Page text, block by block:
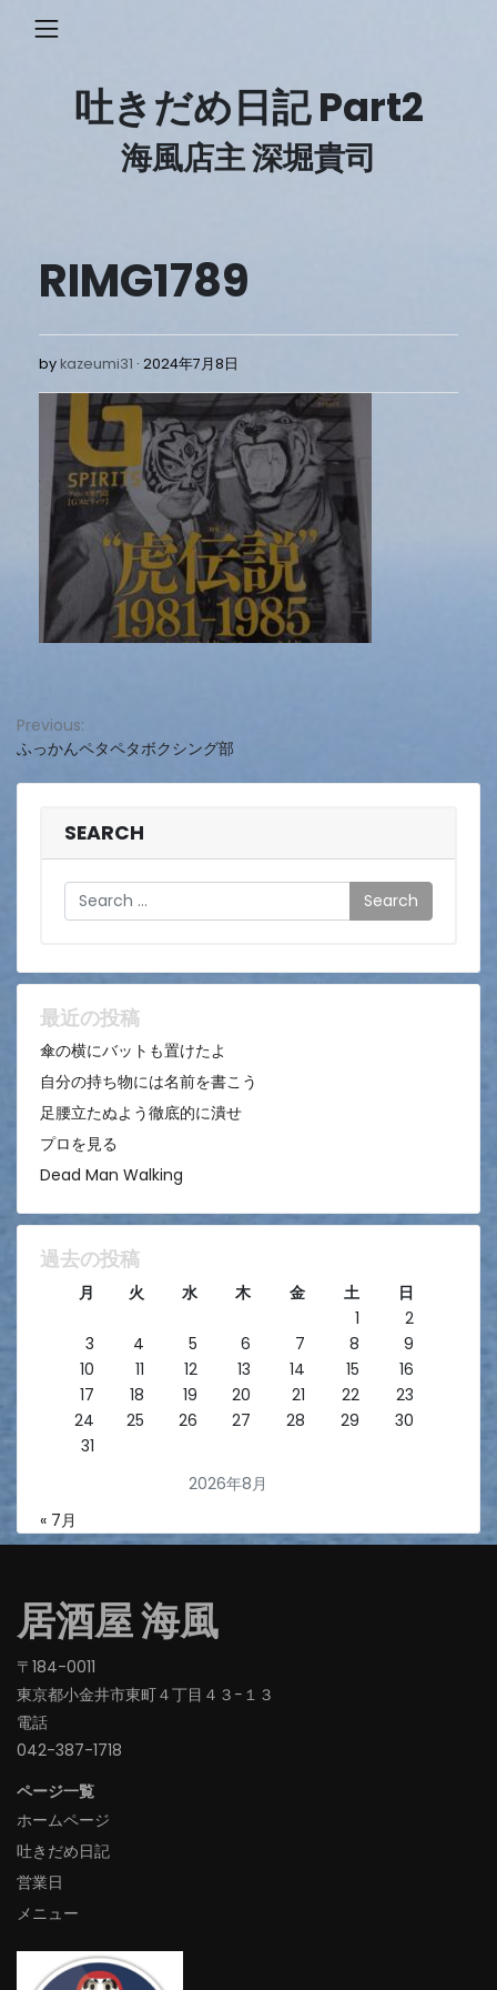
吐きだめ日記 Part2
海風店主 深堀貴司
RIMG1789
bykazeumi31 2024年7月8日
7
月
8
日
投
稿
ョ
ン
Previous:
ふっかんペタペタボクシング部
SEARCH
Search
最近の投稿
傘の横にバットも置けたよ
自分の持ち物には名前を書こう
足腰立たぬよう徹底的に潰せ
プロを見る
Dead Man Walking
過去の投稿
2026年8月
月 火 水 木 金 土
日
1
2
3
4 5 6 7 8
9
10
11 12 13 14 15
16
17
18 19 20 21 22
23
24
25 26 27 28 29
30
31
« 7月
居酒屋 海風
〒184-0011
東京都小金井市東町４丁目４３−１３
電話
042-387-1718‬
ページ一覧
ホームページ
吐きだめ日記
営業日
メニュー